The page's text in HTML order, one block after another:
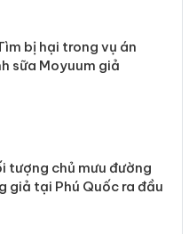
Hưng Yên: Xử lý 6
hàng giả mạo
Cà Mau: Tiêu hủy
ngàn sản phẩm